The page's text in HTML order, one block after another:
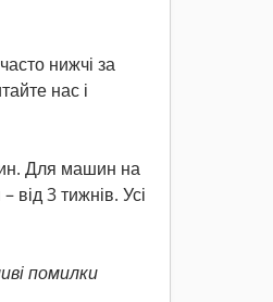
нижчі за
нас і
Для машин на
від 3 тижнів. Усі
помилки